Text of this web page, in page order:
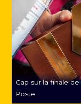
Cap sur la finale
Poste